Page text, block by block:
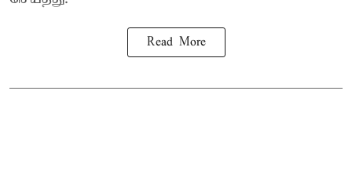
Read More